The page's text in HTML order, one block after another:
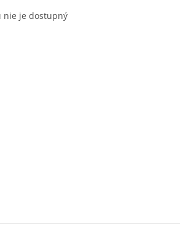
nie je dostupný